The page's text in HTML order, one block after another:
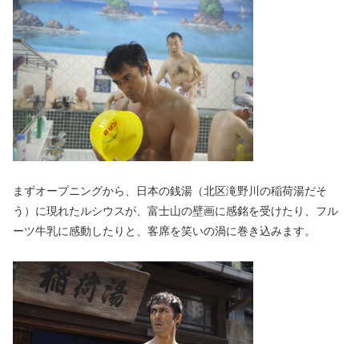
まずオープニングから、日本の銭湯（北区滝野川の稲荷湯だそ
う）に現れたルシウスが、富士山の壁画に感銘を受けたり、フル
ーツ牛乳に感動したりと、客席を笑いの渦に巻き込みます。